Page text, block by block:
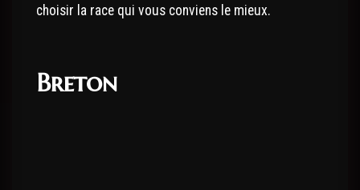
choisir la race qui vous conviens le mieux.
Breton